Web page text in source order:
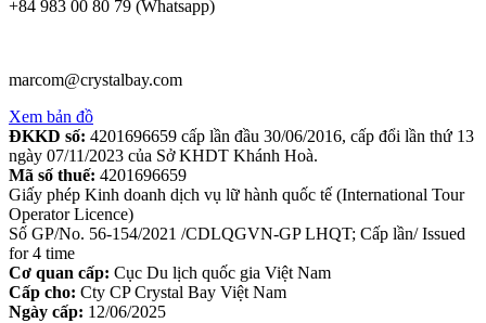
+84 983 00 80 79 (Whatsapp)
marcom@crystalbay.com
Xem bản đồ
ĐKKD số: 4201696659 cấp lần đầu 30/06/2016, cấp đổi lần thứ 13
ngày 07/11/2023 của Sở KHDT Khánh Hoà.
Mã số thuế: 4201696659
Giấy phép Kinh doanh dịch vụ lữ hành quốc tế (International Tour
Operator Licence)
Số GP/No. 56-154/2021 /CDLQGVN-GP LHQT; Cấp lần/ Issued
for 4 time
Cơ quan cấp: Cục Du lịch quốc gia Việt Nam
Cấp cho: Cty CP Crystal Bay Việt Nam
Ngày cấp: 12/06/2025